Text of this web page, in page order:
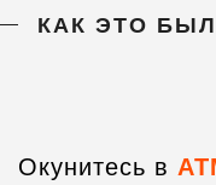
КАК ЭТО
Окунитесь в